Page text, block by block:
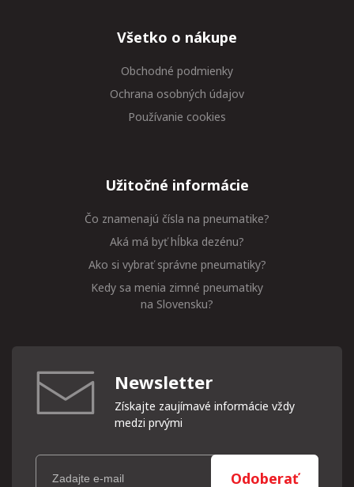
Všetko o nákupe
Obchodné podmienky
Ochrana osobných údajov
Používanie cookies
Užitočné informácie
Čo znamenajú čísla na pneumatike?
Aká má byť hĺbka dezénu?
Ako si vybrať správne pneumatiky?
Kedy sa menia zimné pneumatiky
na Slovensku?
Newsletter
Získajte zaujímavé informácie vždy
medzi prvými
Odoberať